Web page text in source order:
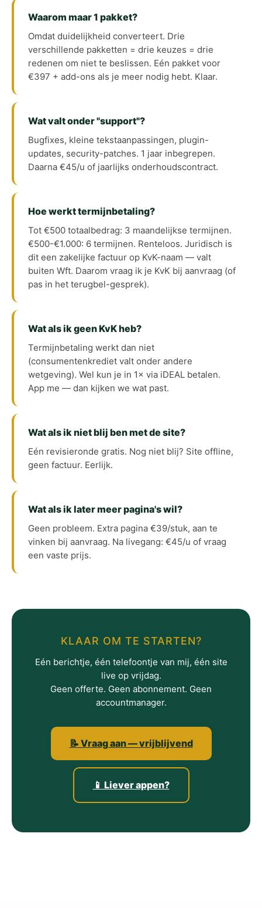
Waarom maar 1 pakket?
Omdat duidelijkheid converteert. Drie
verschillende pakketten = drie keuzes = drie
redenen om niet te beslissen. Eén pakket voor
€397 + add-ons als je meer nodig hebt. Klaar.
Wat valt onder "support"?
Bugfixes, kleine tekstaanpassingen, plugin-
updates, security-patches. 1 jaar inbegrepen.
Daarna €45/u of jaarlijks onderhoudscontract.
Hoe werkt termijnbetaling?
Tot €500 totaalbedrag: 3 maandelijkse termijnen.
€500-€1.000: 6 termijnen. Renteloos. Juridisch is
dit een zakelijke factuur op KvK-naam — valt
buiten Wft. Daarom vraag ik je KvK bij aanvraag (of
pas in het terugbel-gesprek).
Wat als ik geen KvK heb?
Termijnbetaling werkt dan niet
(consumentenkrediet valt onder andere
wetgeving). Wel kun je in 1× via iDEAL betalen.
App me — dan kijken we wat past.
Wat als ik niet blij ben met de site?
Eén revisieronde gratis. Nog niet blij? Site offline,
geen factuur. Eerlijk.
Wat als ik later meer pagina's wil?
Geen probleem. Extra pagina €39/stuk, aan te
vinken bij aanvraag. Na livegang: €45/u of vraag
een vaste prijs.
KLAAR OM TE STARTEN?
Eén berichtje, één telefoontje van mij, één site
live op vrijdag.
Geen offerte. Geen abonnement. Geen
accountmanager.
📝 Vraag aan — vrijblijvend
📱 Liever appen?